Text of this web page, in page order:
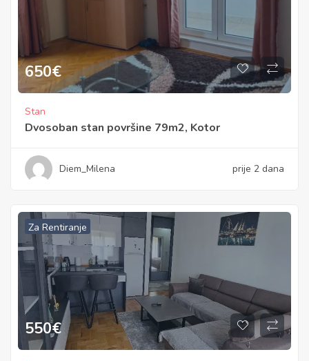
650€
Stan
Dvosoban stan površine 79m2, Kotor
Diem_Milena prije 2 dana
Za Rentiranje
550€